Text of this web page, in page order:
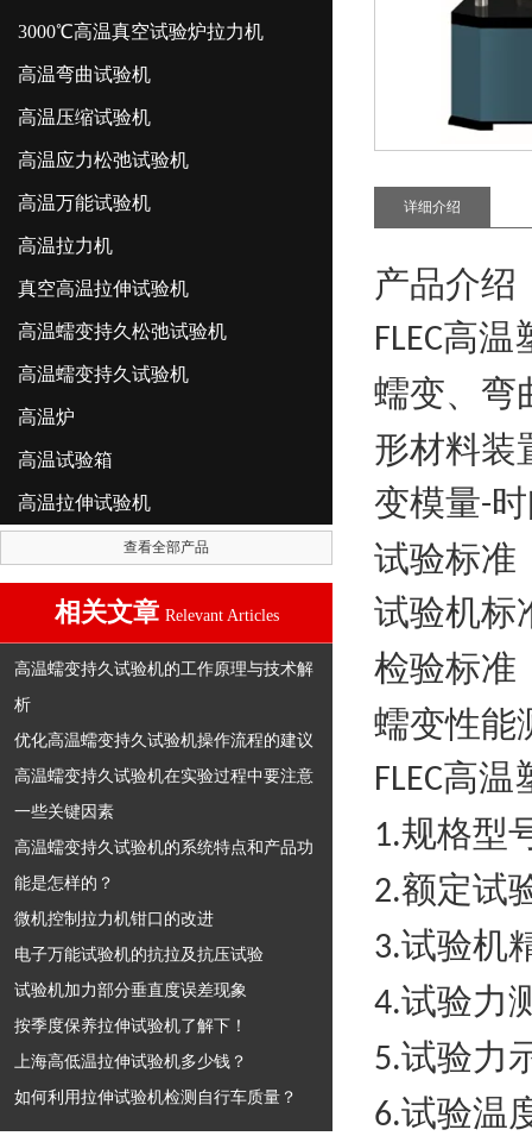
3000℃高温真空试验炉拉力机
高温弯曲试验机
高温压缩试验机
高温应力松弛试验机
高温万能试验机
高温拉力机
真空高温拉伸试验机
高温蠕变持久松弛试验机
高温蠕变持久试验机
高温炉
高温试验箱
高温拉伸试验机
查看全部产品
相关文章 Relevant Articles
高温蠕变持久试验机的工作原理与技术解
析
优化高温蠕变持久试验机操作流程的建议
高温蠕变持久试验机在实验过程中要注意
一些关键因素
高温蠕变持久试验机的系统特点和产品功
能是怎样的？
微机控制拉力机钳口的改进
电子万能试验机的抗拉及抗压试验
试验机加力部分垂直度误差现象
按季度保养拉伸试验机了解下！
上海高低温拉伸试验机多少钱？
如何利用拉伸试验机检测自行车质量？
详细介绍
产品介绍
FLEC高温
蠕变、弯
形材料装
变模量-
试验标准
试验机标
检验标准
蠕变性能
FLEC高温
1.规格型
2.额定试
3.试验机
4.试验力
5.试验力
6.试验温